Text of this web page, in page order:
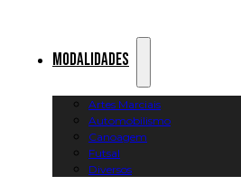
Modalidades
Artes Marciais
Automobilismo
Canoagem
Futsal
Diversos